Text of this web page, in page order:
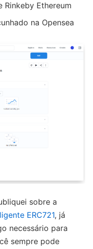
Rinkeby Ethereum
na Opensea
sobre a
ERC721, já
necessário para
sempre pode